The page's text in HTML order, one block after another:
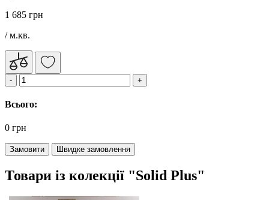
1 685 грн
/ м.кв.
Всього:
0 грн
Замовити Швидке замовлення
Товари із колекції "Solid Plus"